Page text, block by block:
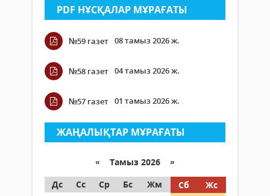
PDF НҰСҚАЛАР МҰРАҒАТЫ
№59 газет 08 тамыз 2026 ж.
№58 газет 04 тамыз 2026 ж.
№57 газет 01 тамыз 2026 ж.
ЖАҢАЛЫҚТАР МҰРАҒАТЫ
« Тамыз 2026 »
Дс
Сс Ср Бс Жм Сб
Жс